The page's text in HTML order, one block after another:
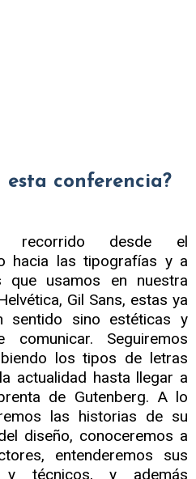
esta conferencia?
recorrido desde el
hacia las tipografías y a
que usamos en nuestra
Gil Sans, estas ya
sentido sino estéticas y
Seguiremos
los tipos de letras
actualidad hasta llegar a
de Gutenberg. A lo
las historias de su
diseño, conoceremos a
entenderemos sus
y técnicos, y además